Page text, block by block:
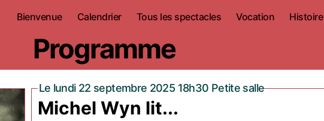
Bienvenue Calendrier Tous les spectacles Vocation Histoire
Programme
Le lundi 22 septembre 2025 18h30 Petite salle
Michel Wyn lit...